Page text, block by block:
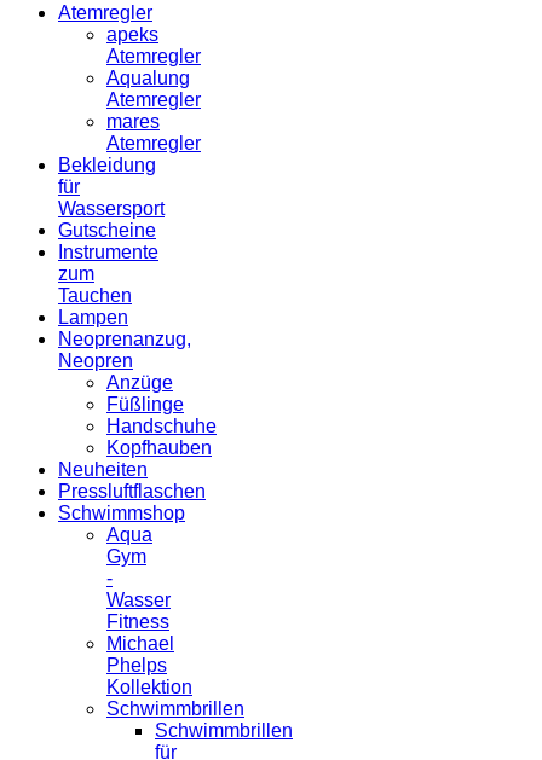
Atemregler
apeks
Atemregler
Aqualung
Atemregler
mares
Atemregler
Bekleidung
für
Wassersport
Gutscheine
Instrumente
zum
Tauchen
Lampen
Neoprenanzug,
Neopren
Anzüge
Füßlinge
Handschuhe
Kopfhauben
Neuheiten
Pressluftflaschen
Schwimmshop
Aqua
Gym
-
Wasser
Fitness
Michael
Phelps
Kollektion
Schwimmbrillen
Schwimmbrillen
für